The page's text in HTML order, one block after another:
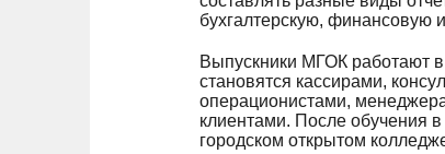
бухгалтерскую, финансовую
Выпускники МГОК работают в
становятся кассирами,
операционистами,
клиентами. После обучения
городском открытом